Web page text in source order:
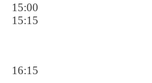
15:00
15:15
16:15